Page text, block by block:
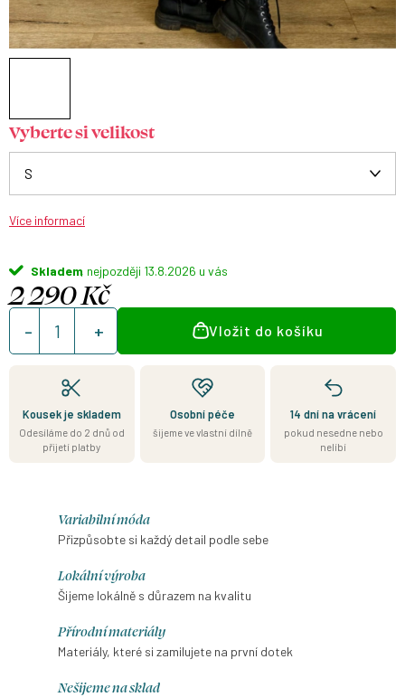
Vyberte si velikost
Více informací
Skladem 13.8.2026
2 290 Kč
Měrná
cena:
Vložit do košíku
Kousek je skladem
Odesíláme do 2 dnů od
přijetí platby
Osobní péče
šijeme ve vlastní dílně
14 dní na vrácení
pokud nesedne nebo
nelíbí
Variabilní móda
Přizpůsobte si každý detail podle sebe
Lokální výroba
Šijeme lokálně s důrazem na kvalitu
Přírodní materiály
Materiály, které si zamilujete na první dotek
Nešijeme na sklad